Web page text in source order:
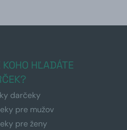
KOHO HĽADÁTE
darčeky
pre mužov
pre ženy